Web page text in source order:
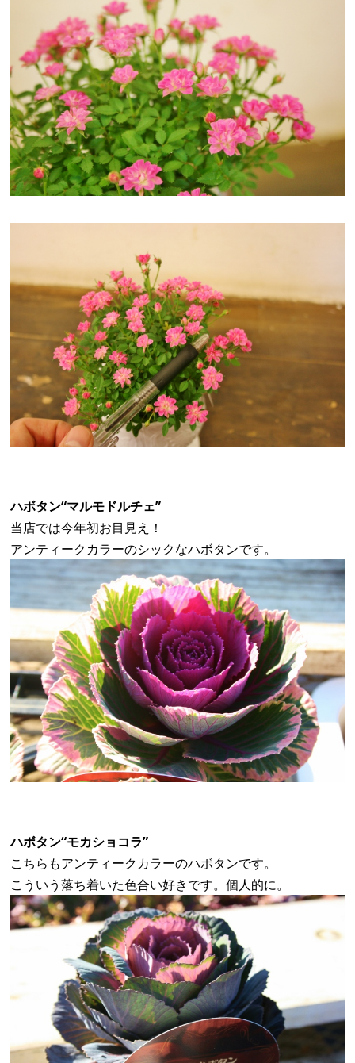
ハボタン“マルモドルチェ”
当店では今年初お目見え！
アンティークカラーのシックなハボタンです。
ハボタン“モカショコラ”
こちらもアンティークカラーのハボタンです。
こういう落ち着いた色合い好きです。個人的に。